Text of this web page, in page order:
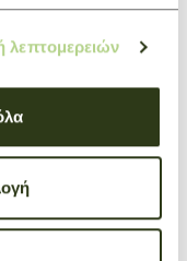
λεπτομερειών